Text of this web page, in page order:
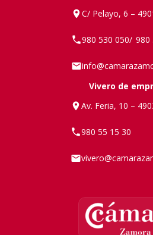
C/ Pelayo, 6 –
980 530 050/ 980
Vivero de
Av. Feria, 10 –
980 55 15 30